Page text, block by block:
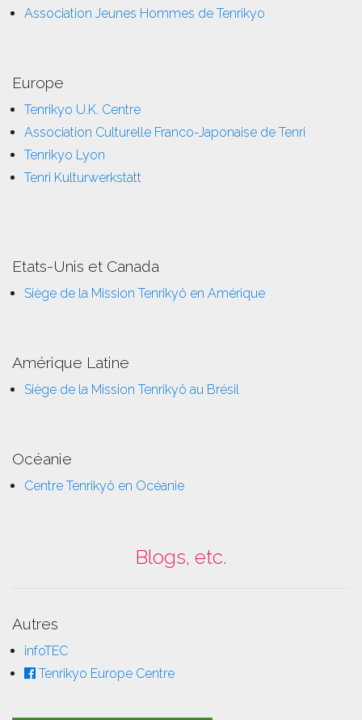
Association Jeunes Hommes de Tenrikyo
Europe
Tenrikyo U.K. Centre
Association Culturelle Franco-Japonaise de Tenri
Tenrikyo Lyon
Tenri Kulturwerkstatt
Etats-Unis et Canada
Siège de la Mission Tenrikyô en Amérique
Amérique Latine
Siège de la Mission Tenrikyô au Brésil
Océanie
Centre Tenrikyô en Océanie
Blogs, etc.
Autres
infoTEC
Tenrikyo Europe Centre